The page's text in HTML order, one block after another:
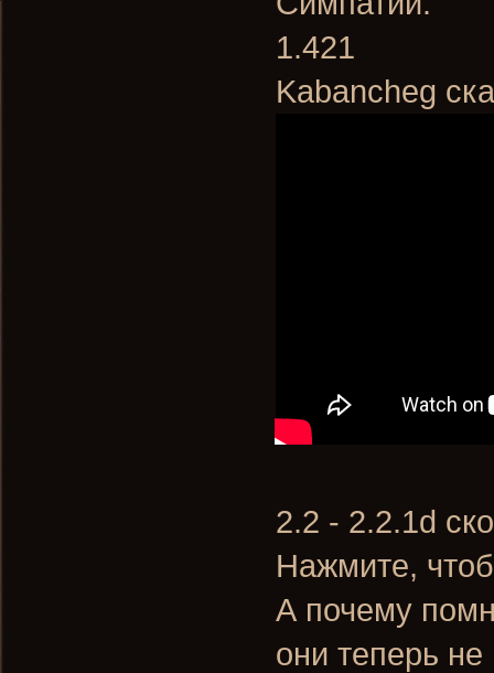
1.421
Kabancheg
2.2 - 2.2.1d
Нажмите,
А почему
они теперь не